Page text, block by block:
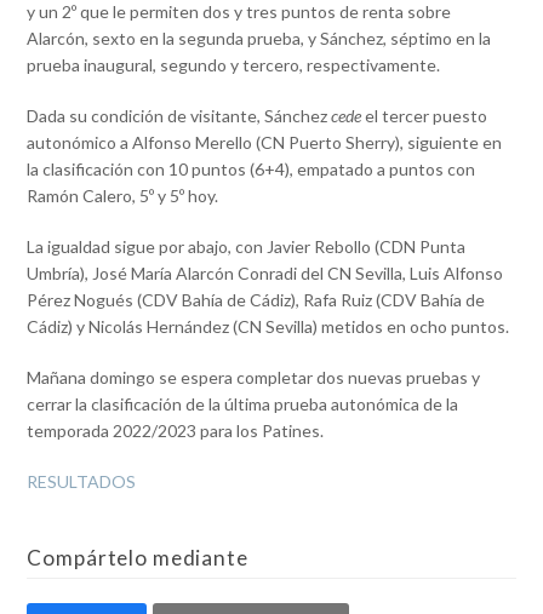
y un 2º que le permiten dos y tres puntos de renta sobre
Alarcón, sexto en la segunda prueba, y Sánchez, séptimo en la
prueba inaugural, segundo y tercero, respectivamente.
Dada su condición de visitante, Sánchezcedeel tercer puesto
autonómico a Alfonso Merello (CN Puerto Sherry), siguiente en
la clasificación con 10 puntos (6+4), empatado a puntos con
Ramón Calero, 5º y 5º hoy.
La igualdad sigue por abajo, con Javier Rebollo (CDN Punta
Umbría), José María Alarcón Conradi del CN Sevilla, Luis Alfonso
Pérez Nogués (CDV Bahía de Cádiz), Rafa Ruiz (CDV Bahía de
Cádiz) y Nicolás Hernández (CN Sevilla) metidos en ocho puntos.
Mañana domingo se espera completar dos nuevas pruebas y
cerrar la clasificación de la última prueba autonómica de la
temporada 2022/2023 para los Patines.
RESULTADOS
Compártelo mediante